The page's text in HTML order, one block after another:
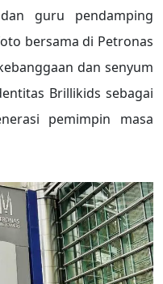
guru pendamping
bersama di Petronas
dan senyum
Brillikids sebagai
pemimpin masa